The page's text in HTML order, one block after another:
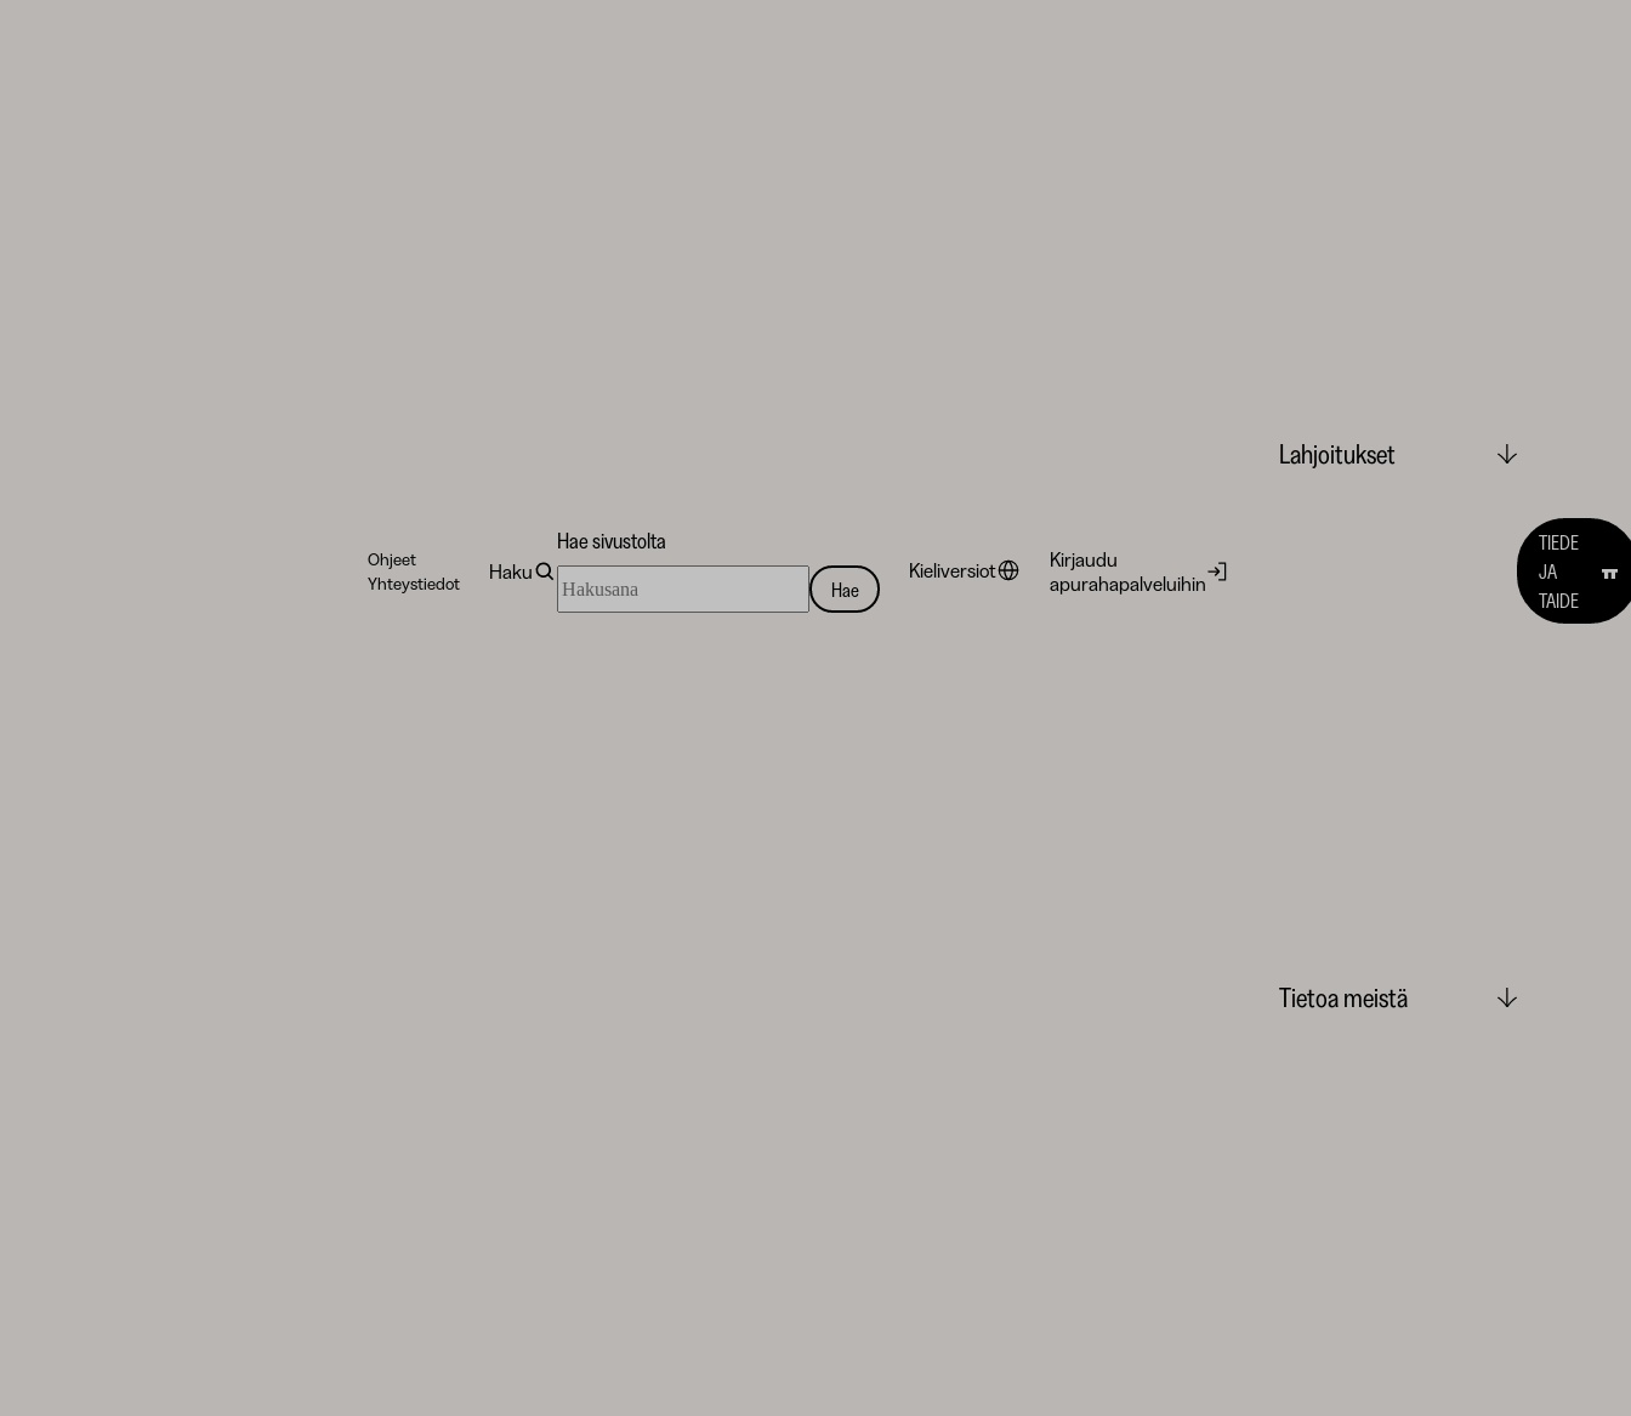
Ohjeet
Yhteystiedot
Haku
Hae sivustolta
sivustolta
Hae
Kieliversiot
Kirjaudu
apurahapalveluihin
Lahjoitukset
Tietoa meistä
TIEDE
JA
TAIDE